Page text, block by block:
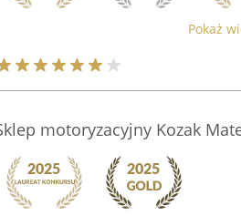
Pokaż
motoryzacyjny Kozak